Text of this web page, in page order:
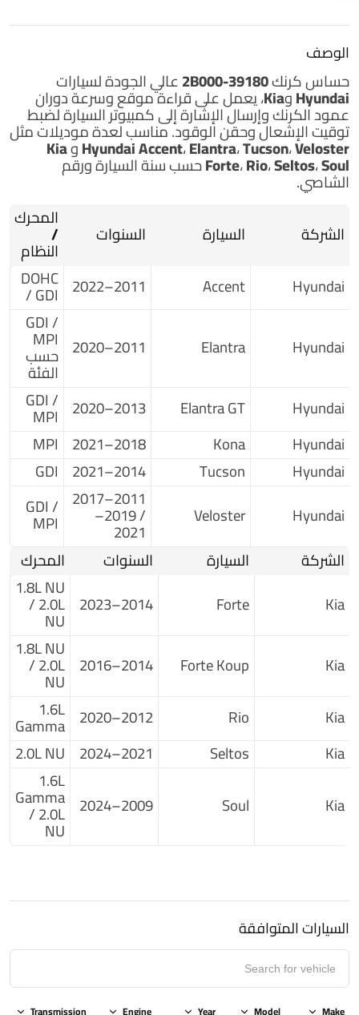
الوصف
حساس كرنك 39180-2B000 عالي الجودة لسيارات
Hyundai وKia ، يعمل على قراءة موقع وسرعة دوران
عمود الكرنك وإرسال الإشارة إلى كمبيوتر السيارة لضبط
توقيت الإشعال وحقن الوقود. مناسب لعدة موديلات مثل
Hyundai Accent، Elantra، Tucson، VelosterوKia
Forte، Rio، Seltos، Soulحسب سنة السيارة ورقم
الشاصي.
الشركة
السيارة السنوات
المحرك
/
النظام
Hyundai
Accent
2011–2022
DOHC
/ GDI
Hyundai
Elantra
2011–2020
GDI /
MPI
حسب
الفئة
Hyundai
Elantra GT
2013–2020
GDI /
MPI
Hyundai
Kona
2018–2021
MPI
Hyundai
Tucson
2014–2021
GDI
Hyundai
Veloster
2011–2017
/ 2019–
2021
GDI /
MPI
الشركة
السيارة السنوات
المحرك
Kia
Forte
2014–2023
1.8L NU
/ 2.0L
NU
Kia
Forte Koup
2014–2016
1.8L NU
/ 2.0L
NU
Kia
Rio
2012–2020
1.6L
Gamma
Kia
Seltos
2021–2024
2.0L NU
Kia
Soul
2009–2024
1.6L
Gamma
/ 2.0L
NU
السيارات المتوافقة